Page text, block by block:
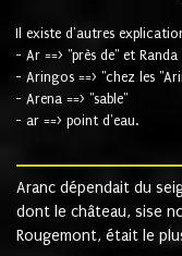
Il existe d'autres
- Ar ==> "près de" et
- Aringos ==> "chez les
- Arena ==> "sable"
- ar ==> point d'eau.
Aranc dépendait du
dont le château, sise
Rougemont, était le